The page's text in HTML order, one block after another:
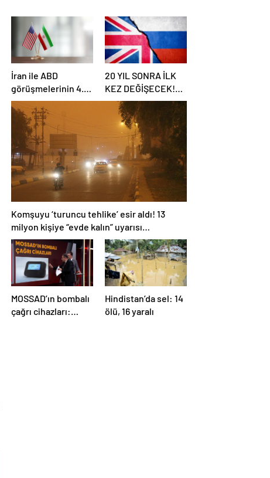
İran ile ABD
görüşmelerinin 4.
turu: Tarih ve yer
belli oldu
20 YIL SONRA İLK
KEZ DEĞİŞECEK!
Rusya ile olası
savaş…
İngiltere’nin gizli
planı güncelleniyor!
Komşuyu ‘turuncu tehlike’ esir aldı! 13
milyon kişiye “evde kalın” uyarısı…
MOSSAD’ın bombalı
çağrı cihazları:
Hindistan’da sel: 14
ölü, 16 yaralı